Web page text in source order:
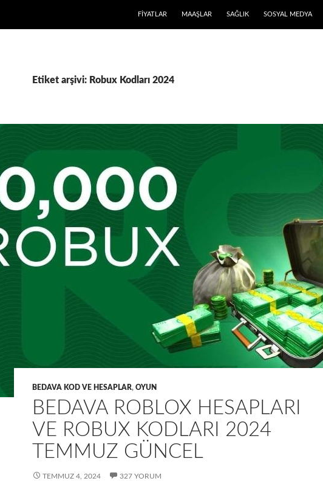
FIYATLAR MAAŞLAR SAĞLIK SOSYAL MEDYA
Etiket arşivi: Robux Kodları 2024
BEDAVA KOD VE HESAPLAR, OYUN
BEDAVA ROBLOX HESAPLARI
VE ROBUX KODLARI 2024
TEMMUZ GÜNCEL
TEMMUZ 4, 2024 327 YORUM